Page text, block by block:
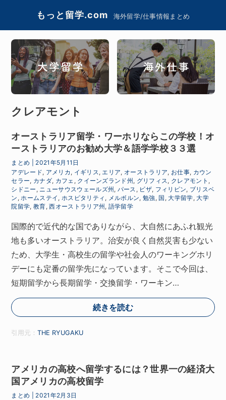
もっと留学.com 海外留学/仕事情報まとめ
クレアモント
オーストラリア留学・ワーホリならこの学校！オ
ーストラリアのお勧め大学＆語学学校３３選
まとめ
2021年5月11日
アデレード, アメリカ , イギリス , エリア, オーストラリア, お仕事, カウン
セラー, カナダ, カフェ , クイーンズランド州 , グリフィス , クレアモント ,
シドニー , ニューサウスウェールズ州 , パース , ビザ, フィリピン, ブリスベ
ン , ホームステイ , ホスピタリティ , メルボルン,勉強, 国 ,大学留学,大学
院留学, 教育,西オーストラリア州 , 語学留学
国際的で近代的な国でありながら、大自然にあふれ観光
地も多いオーストラリア。治安が良く自然災害も少ない
ため、大学生・高校生の留学や社会人のワーキングホリ
デーにも定番の留学先になっています。そこで今回は、
短期留学から長期留学・交換留学・ワーキン…
続きを読む
引用元：THE RYUGAKU
アメリカの高校へ留学するには？世界一の経済大
国アメリカの高校留学
まとめ
2021年2月3日